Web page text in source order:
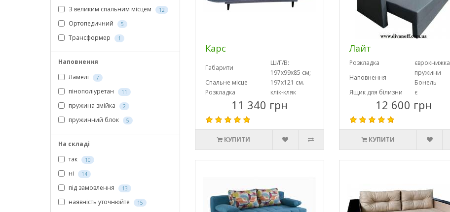
З великим спальним місцем 12
Ортопедичний 5
Трансформер 1
Наповнення
Ламелі
7
пінополіуретан 11
пружина змійка 2
пружинний блок 5
На складі
так
10
ні 14
під замовлення 13
наявність уточнюйте 15
Карс
Габарити
Ш/Г/В:
197х99х85 см;
Спальне місце
197х121 см.
Розкладка
клік-кляк
11 340 грн
КУПИТИ
Лайт
Розкладка
єврокнижка
Наповнення
пружини
Бонель
Ящик для білизни
є
12 600 грн
КУПИТИ